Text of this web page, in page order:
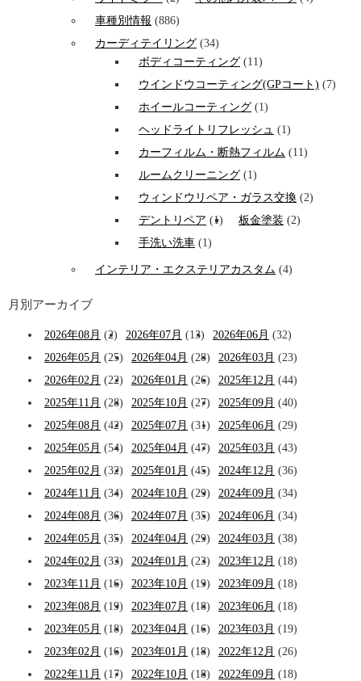
車種別情報 (886)
カーディテイリング (34)
ボディコーティング (11)
ウインドウコーティング(GPコート) (7)
ホイールコーティング (1)
ヘッドライトリフレッシュ (1)
カーフィルム・断熱フィルム (11)
ルームクリーニング (1)
ウィンドウリペア・ガラス交換 (2)
デントリペア (1) 板金塗装 (2)
手洗い洗車 (1)
インテリア・エクステリアカスタム (4)
月別アーカイブ
2026年08月 (2) 2026年07月 (13) 2026年06月 (32)
2026年05月 (25) 2026年04月 (28) 2026年03月 (23)
2026年02月 (22) 2026年01月 (26) 2025年12月 (44)
2025年11月 (28) 2025年10月 (27) 2025年09月 (40)
2025年08月 (42) 2025年07月 (31) 2025年06月 (29)
2025年05月 (54) 2025年04月 (47) 2025年03月 (43)
2025年02月 (32) 2025年01月 (45) 2024年12月 (36)
2024年11月 (34) 2024年10月 (29) 2024年09月 (34)
2024年08月 (36) 2024年07月 (35) 2024年06月 (34)
2024年05月 (35) 2024年04月 (29) 2024年03月 (38)
2024年02月 (33) 2024年01月 (23) 2023年12月 (18)
2023年11月 (16) 2023年10月 (19) 2023年09月 (18)
2023年08月 (19) 2023年07月 (18) 2023年06月 (18)
2023年05月 (18) 2023年04月 (16) 2023年03月 (19)
2023年02月 (16) 2023年01月 (18) 2022年12月 (26)
2022年11月 (17) 2022年10月 (18) 2022年09月 (18)